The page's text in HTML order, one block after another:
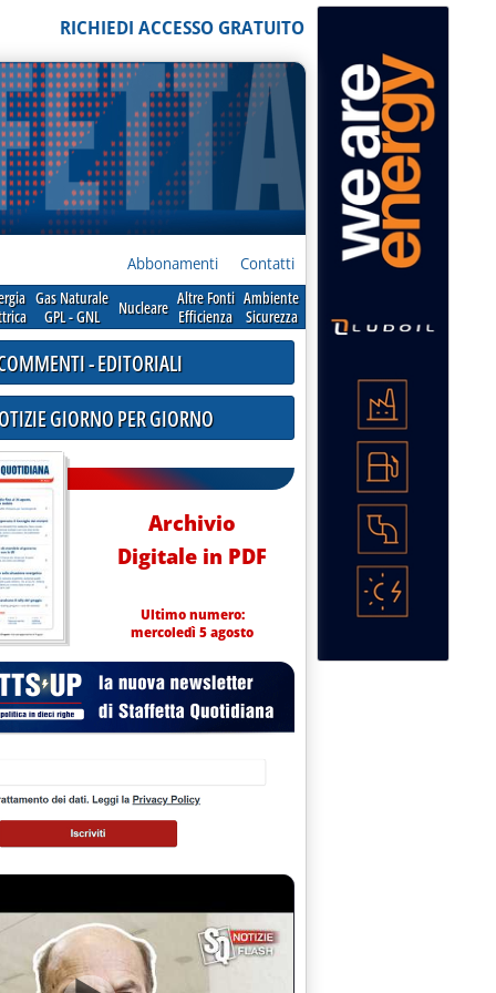
RICHIEDI ACCESSO GRATUITO
Abbonamenti Contatti
Gas Naturale
GPL - GNL
Nucleare Altre Fonti
Efficienza
Ambiente
Sicurezza
- EDITORIALI
GIORNO PER GIORNO
Archivio
Digitale in PDF
Ultimo numero:
mercoledì 5 agosto